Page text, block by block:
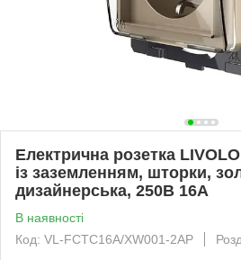
Електрична розетка
із заземленням, шторки,
дизайнерська, 250В 16А
В наявності
Код: VL-FCTC16A/XW001-2AP